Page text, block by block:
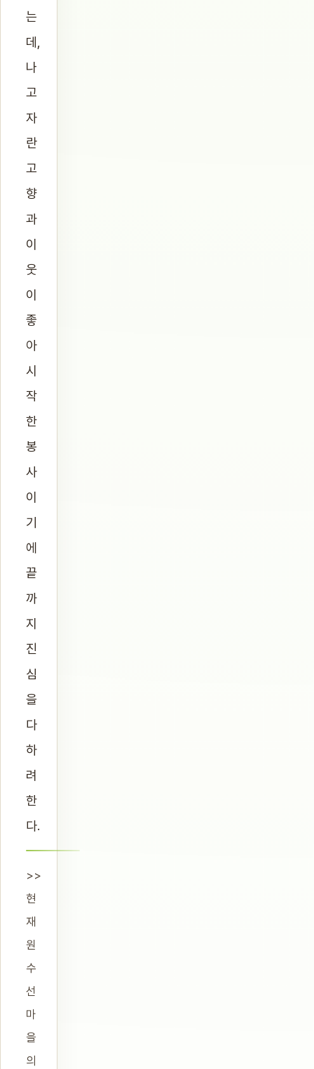
는
데,
나
고
자
란
고
향
과
이
웃
이
좋
아
시
작
한
봉
사
이
기
에
끝
까
지
진
심
을
다
하
려
한
다.
>>
현
재
원
수
선
마
을
의